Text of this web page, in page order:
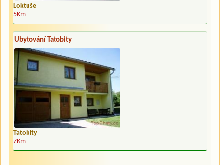
Loktuše
5Km
Ubytování Tatobity
Tatobity
7Km